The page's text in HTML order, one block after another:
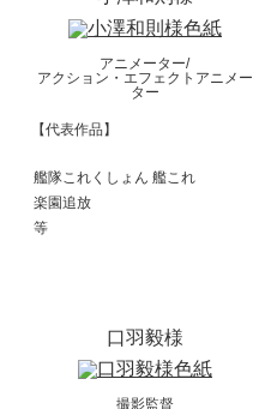
アニメーター/
アクション・エフェクトアニメー
ター
【代表作品】
艦隊これくしょん 艦これ
楽園追放
等
口羽毅様
撮影監督